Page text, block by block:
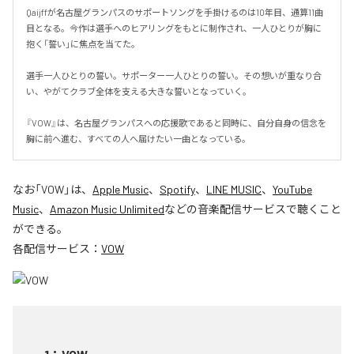
Qaijffが名古屋グランパスのサポートソングを手掛けるのは10年目、通算11曲
目となる。今作は選手へのヒアリングをもとに制作され、一人ひとりが胸に
抱く「誓い」に焦点を当てた。
選手一人ひとりの誓い。サポーター一人ひとりの誓い。その想いが重なり合
い、やがてクラブ全体を支える大きな誓いとなっていく。
『VOW』は、名古屋グランパスへの応援歌であると同時に、自分自身の信念を
胸に前へ進む、すべての人へ届けたい一曲となっている。
なお「VOW」は、 Apple Music、 Spotify、 LINE MUSIC、 YouTube
Music、 Amazon Music Unlimitedなどの音楽配信サービスで聴くこと
ができる。
各配信サービス： VOW